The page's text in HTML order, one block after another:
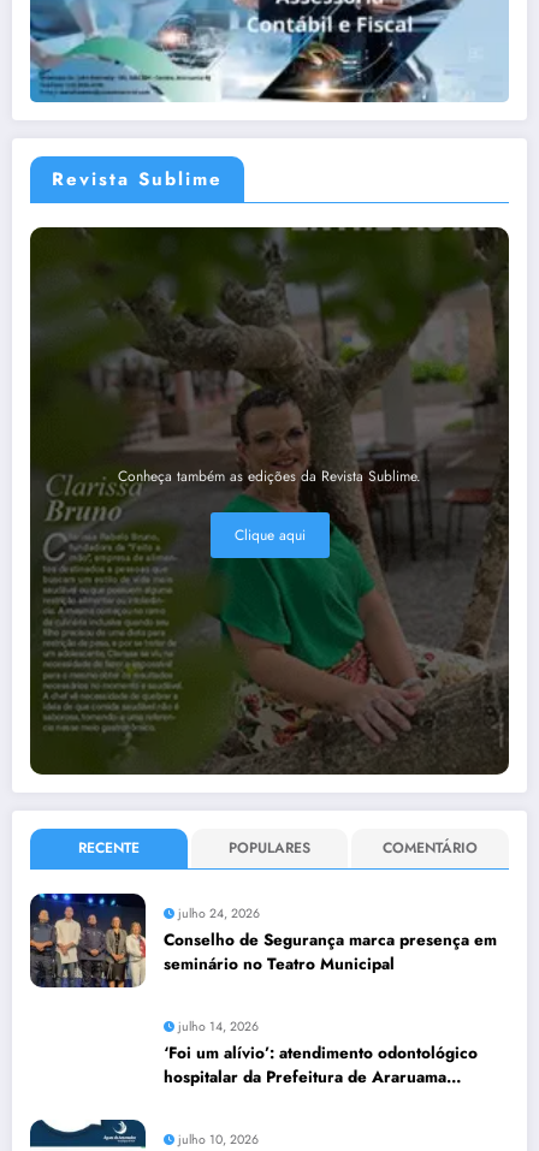
Revista Sublime
Conheça também as edições da Revista Sublime.
Clique aqui
RECENTE POPULARES COMENTÁRIO
julho 24, 2026
Conselho de Segurança marca presença em
seminário no Teatro Municipal
julho 14, 2026
‘Foi um alívio’: atendimento odontológico
hospitalar da Prefeitura de Araruama
julho 10, 2026